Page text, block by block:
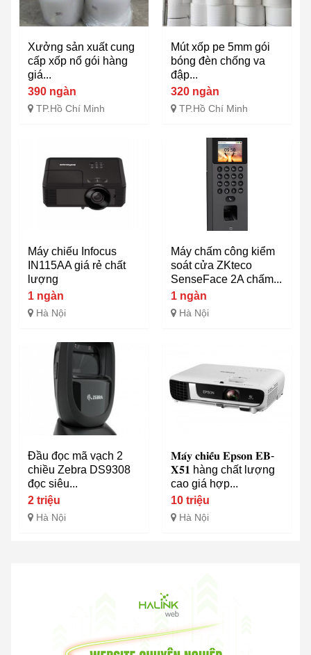
Xưởng sản xuất cung
cấp xốp nổ gói hàng
giá...
390 ngàn
TP.Hồ Chí Minh
Mút xốp pe 5mm gói
bóng đèn chống va
đập...
320 ngàn
TP.Hồ Chí Minh
Máy chiếu Infocus
IN115AA giá rẻ chất
lượng
1 ngàn
Hà Nội
Máy chấm công kiểm
soát cửa ZKteco
SenseFace 2A chấm...
1 ngàn
Hà Nội
Đầu đọc mã vạch 2
chiều Zebra DS9308
đọc siêu...
2 triệu
Hà Nội
𝐌𝐚́𝐲 𝐜𝐡𝐢𝐞̂́𝐮 𝐄𝐩𝐬𝐨𝐧 𝐄𝐁-
𝐗𝟓𝟏 hàng chất lượng
cao giá hợp...
10 triệu
Hà Nội